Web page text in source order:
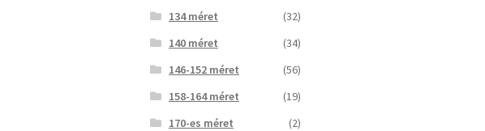
134 méret
(32)
140 méret
(34)
146-152 méret
(56)
158-164 méret
(19)
170-es méret
(2)